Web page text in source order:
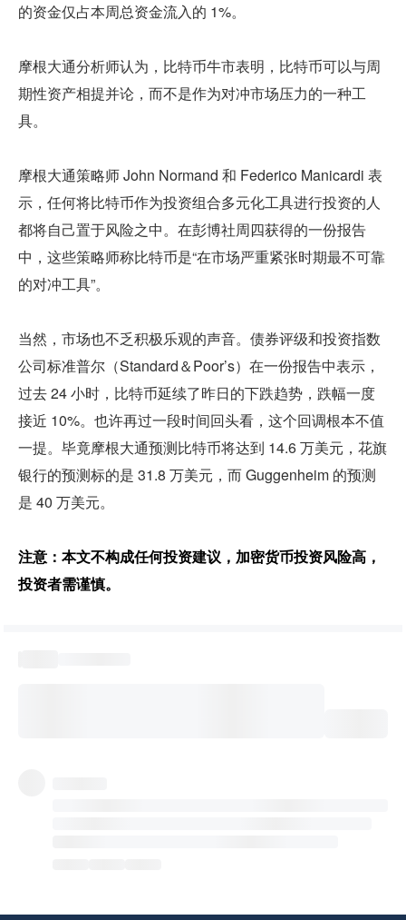
的资金仅占本周总资金流入的 1%。
摩根大通分析师认为，比特币牛市表明，比特币可以与周
期性资产相提并论，而不是作为对冲市场压力的一种工
具。
摩根大通策略师 John Normand 和 Federico Manicardi 表
示，任何将比特币作为投资组合多元化工具进行投资的人
都将自己置于风险之中。在彭博社周四获得的一份报告
中，这些策略师称比特币是“在市场严重紧张时期最不可靠
的对冲工具”。
当然，市场也不乏积极乐观的声音。债券评级和投资指数
公司标准普尔（Standard＆Poor’s）在一份报告中表示，
过去 24 小时，比特币延续了昨日的下跌趋势，跌幅一度
接近 10%。也许再过一段时间回头看，这个回调根本不值
一提。毕竟摩根大通预测比特币将达到 14.6 万美元，花旗
银行的预测标的是 31.8 万美元，而 Guggenheim 的预测
是 40 万美元。
注意：本文不构成任何投资建议，加密货币投资风险高，
投资者需谨慎。